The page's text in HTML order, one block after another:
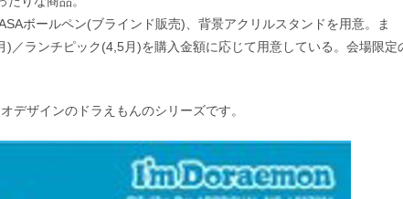
ボールペン(ブラインド販売)、背景アクリルスタンドを用意。ま
／ランチピック(4,5月)を購入金額に応じて用意している。会場限定
デザインのドラえもんのシリーズです。